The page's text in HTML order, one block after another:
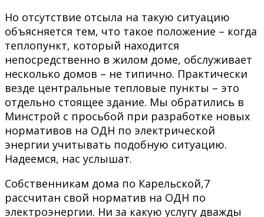
Но отсутствие отсыла на такую ситуацию
объясняется тем, что такое положение – когда
теплопункт, который находится
непосредственно в жилом доме, обслуживает
несколько домов – не типично. Практически
везде центральные тепловые пункты – это
отдельно стоящее здание. Мы обратились в
Минстрой с просьбой при разработке новых
нормативов на ОДН по электрической
энергии учитывать подобную ситуацию.
Надеемся, нас услышат.
Собственникам дома по Карельской,7
рассчитан свой норматив на ОДН по
электроэнергии. Ни за какую услугу дважды